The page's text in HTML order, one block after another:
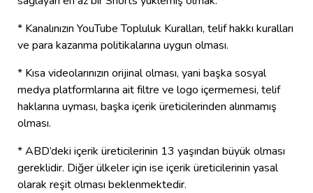
* Kanalınızın YouTube Topluluk Kuralları, telif hakkı kuralları
ve para kazanma politikalarına uygun olması.
* Kısa videolarınızın orijinal olması, yani başka sosyal
medya platformlarına ait filtre ve logo içermemesi, telif
haklarına uyması, başka içerik üreticilerinden alınmamış
olması.
* ABD’deki içerik üreticilerinin 13 yaşından büyük olması
gereklidir. Diğer ülkeler için ise içerik üreticilerinin yasal
olarak reşit olması beklenmektedir.